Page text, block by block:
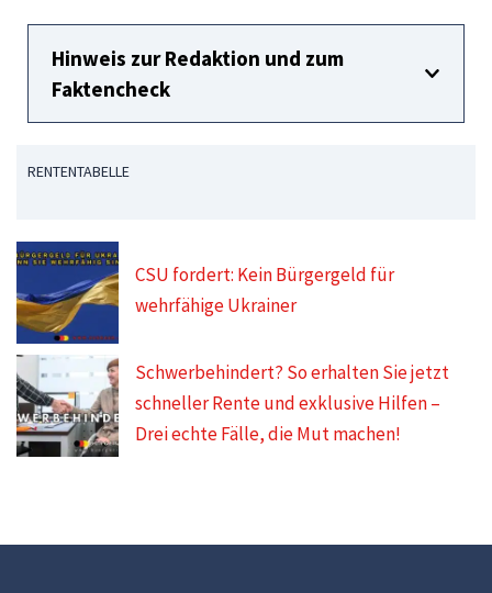
Hinweis zur Redaktion und zum
Faktencheck
RENTENTABELLE
CSU fordert: Kein Bürgergeld für
wehrfähige Ukrainer
Schwerbehindert? So erhalten Sie jetzt
schneller Rente und exklusive Hilfen –
Drei echte Fälle, die Mut machen!